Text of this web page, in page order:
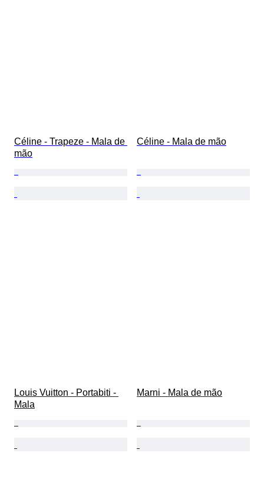
Céline - Trapeze - Mala de
mão
Céline - Mala de mão
Louis Vuitton - Portabiti -
Mala
Marni - Mala de mão